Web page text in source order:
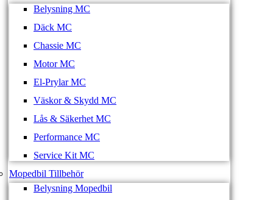
Belysning MC
Däck MC
Chassie MC
Motor MC
El-Prylar MC
Väskor & Skydd MC
Lås & Säkerhet MC
Performance MC
Service Kit MC
Mopedbil Tillbehör
Belysning Mopedbil